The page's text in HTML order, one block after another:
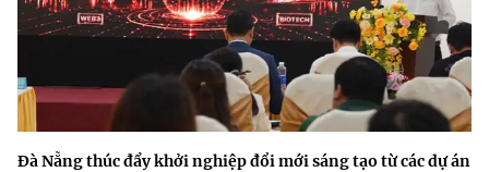
Đà Nẵng thúc đẩy khởi nghiệp đổi mới sáng tạo từ các dự án